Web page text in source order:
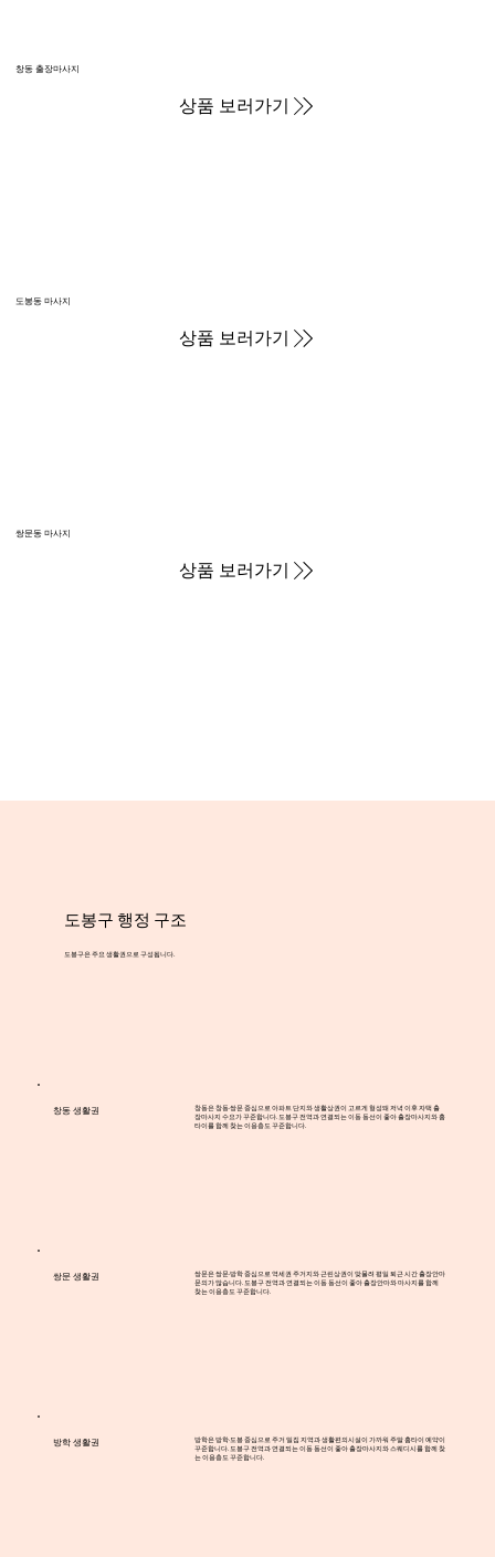
창동 출장마사지
상품 보러가기
도봉동 마사지
상품 보러가기
쌍문동 마사지
상품 보러가기
도봉구 행정 구조
도봉구은 주요 생활권으로 구성됩니다.
창동 생활권
창동은 창동·쌍문 중심으로 아파트 단지와 생활상권이 고르게 형성돼 저녁 이후 자택 출
장마사지 수요가 꾸준합니다. 도봉구 전역과 연결되는 이동 동선이 좋아 출장마사지와 홈
타이를 함께 찾는 이용층도 꾸준합니다.
쌍문 생활권
쌍문은 쌍문·방학 중심으로 역세권 주거지와 근린상권이 맞물려 평일 퇴근 시간 출장안마
문의가 많습니다. 도봉구 전역과 연결되는 이동 동선이 좋아 출장안마와 마사지를 함께
찾는 이용층도 꾸준합니다.
방학 생활권
방학은 방학·도봉 중심으로 주거 밀집 지역과 생활편의시설이 가까워 주말 홈타이 예약이
꾸준합니다. 도봉구 전역과 연결되는 이동 동선이 좋아 출장마사지와 스웨디시를 함께 찾
는 이용층도 꾸준합니다.